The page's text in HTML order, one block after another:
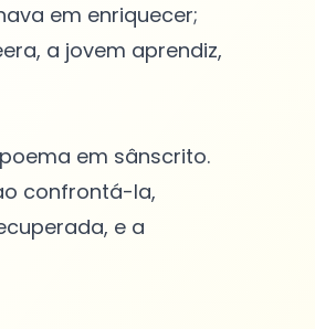
em enriquecer;
a jovem aprendiz,
em sânscrito.
confrontá-la,
e a